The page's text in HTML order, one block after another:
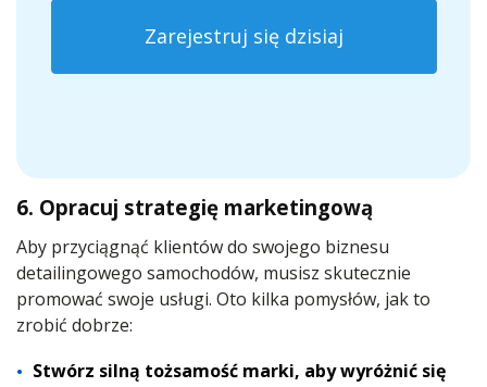
Zarejestruj się dzisiaj
6. Opracuj strategię marketingową
Aby przyciągnąć klientów do swojego biznesu
detailingowego samochodów, musisz skutecznie
promować swoje usługi. Oto kilka pomysłów, jak to
zrobić dobrze:
Stwórz silną tożsamość marki, aby wyróżnić się